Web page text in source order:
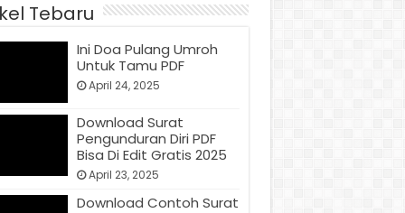
Tebaru
Ini Doa Pulang Umroh
Untuk Tamu PDF
April 24, 2025
Download Surat
Pengunduran Diri PDF
Bisa Di Edit Gratis 2025
April 23, 2025
Download Contoh Surat